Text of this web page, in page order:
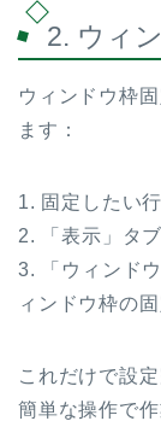
2. ウィ
ウィンドウ枠
ます：
1. 固定したい
2. 「表示」タ
3. 「ウィンド
ィンドウ枠の
これだけで設
簡単な操作で